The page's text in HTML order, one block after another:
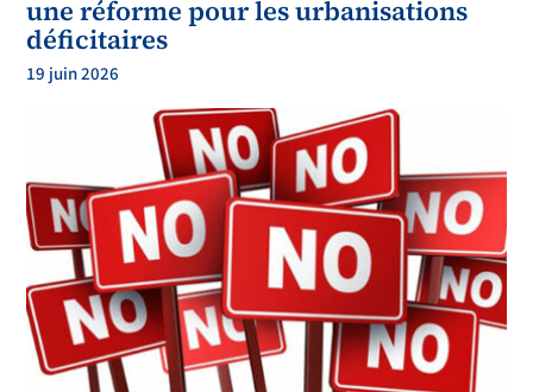
une réforme pour les urbanisations
déficitaires
19 juin 2026